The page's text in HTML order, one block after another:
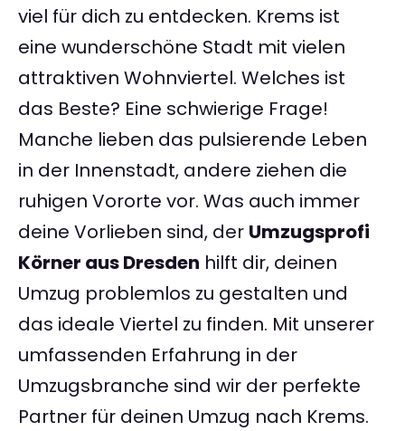
viel für dich zu entdecken. Krems ist
eine wunderschöne Stadt mit vielen
attraktiven Wohnviertel. Welches ist
das Beste? Eine schwierige Frage!
Manche lieben das pulsierende Leben
in der Innenstadt, andere ziehen die
ruhigen Vororte vor. Was auch immer
deine Vorlieben sind, der Umzugsprofi
Körner aus Dresden hilft dir, deinen
Umzug problemlos zu gestalten und
das ideale Viertel zu finden. Mit unserer
umfassenden Erfahrung in der
Umzugsbranche sind wir der perfekte
Partner für deinen Umzug nach Krems.